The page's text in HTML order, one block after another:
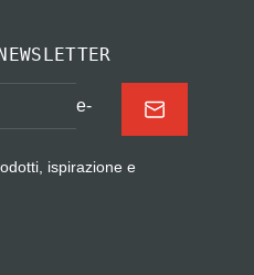
e-
ispirazione e